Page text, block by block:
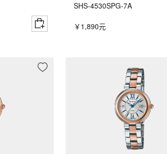
SHS-4530SPG-7A
￥1,890元